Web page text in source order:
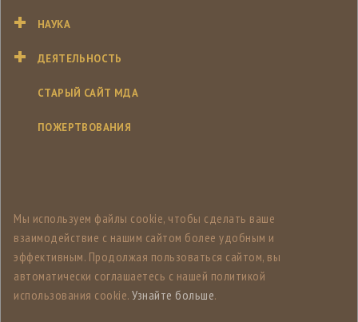
НАУКА
ДЕЯТЕЛЬНОСТЬ
СТАРЫЙ САЙТ МДА
ПОЖЕРТВОВАНИЯ
Мы используем файлы cookie, чтобы сделать ваше
взаимодействие с нашим сайтом более удобным и
эффективным. Продолжая пользоваться сайтом, вы
автоматически соглашаетесь с нашей политикой
использования cookie. Узнайте больше.